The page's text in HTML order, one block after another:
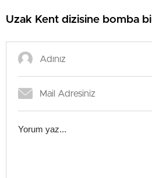
Uzak Kent dizisine bomba